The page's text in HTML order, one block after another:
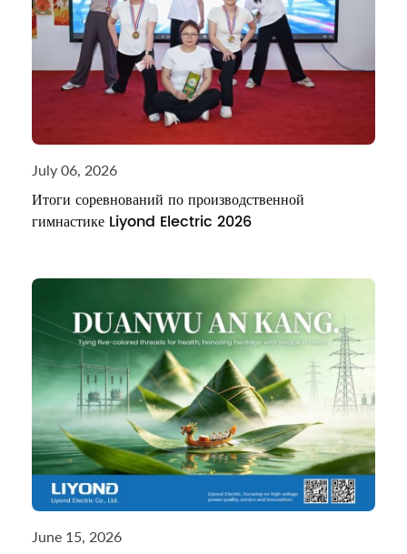
July 06, 2026
Итоги соревнований по производственной
гимнастике Liyond Electric 2026
June 15, 2026